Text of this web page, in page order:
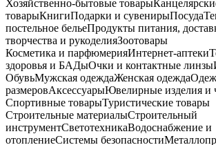
Хозяйственно-бытовые товары
товарыКнигиПодарки и сувенирыПосуда
постельное бельеПродукты питания,
творчества и рукоделияЗоотовары
Косметика и парфюмерияИнтернет-аптеки
здоровья и БАДыОчки и контактные линзы
ОбувьМужская одеждаЖенская одежда
размеровАксессуарыЮвелирные изделия и
Спортивные товарыТуристические товары
Строительные материалыСтроительный
инструментСветотехникаВодоснабжение и
отоплениеСистемы безопасности